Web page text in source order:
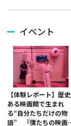
イベント
【体験レポート】歴史
ある映画館で生まれ
る“自分たちだけの物
語” 『僕たちの映画